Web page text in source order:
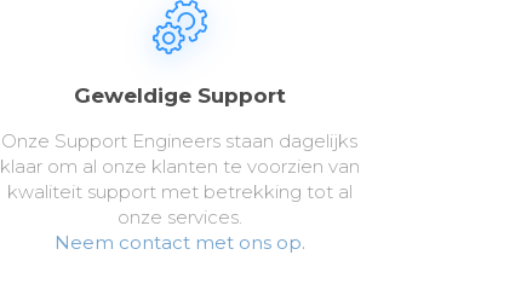
Geweldige Support
Onze Support Engineers staan dagelijks
klaar om al onze klanten te voorzien van
kwaliteit support met betrekking tot al
onze services.
Neem contact met ons op.